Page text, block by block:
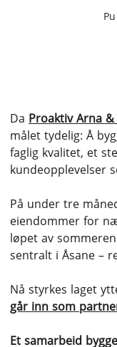
Da Proaktiv Arna &
målet tydelig: Å
faglig kvalitet, et
kundeopplevelser
På under tre
eiendommer for
løpet av
sentralt i Åsane –
Nå styrkes laget
går inn som
Et samarbeid